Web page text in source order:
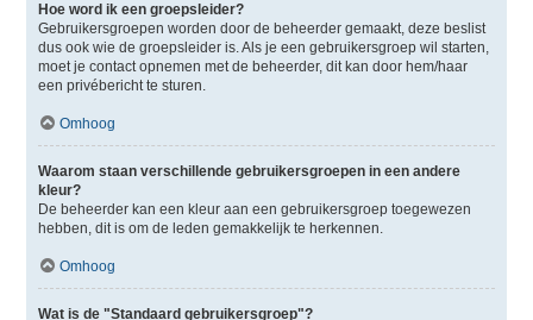
Hoe word ik een groepsleider?
Gebruikersgroepen worden door de beheerder gemaakt, deze beslist
dus ook wie de groepsleider is. Als je een gebruikersgroep wil starten,
moet je contact opnemen met de beheerder, dit kan door hem/haar
een privébericht te sturen.
Omhoog
Waarom staan verschillende gebruikersgroepen in een andere
kleur?
De beheerder kan een kleur aan een gebruikersgroep toegewezen
hebben, dit is om de leden gemakkelijk te herkennen.
Omhoog
Wat is de "Standaard gebruikersgroep"?